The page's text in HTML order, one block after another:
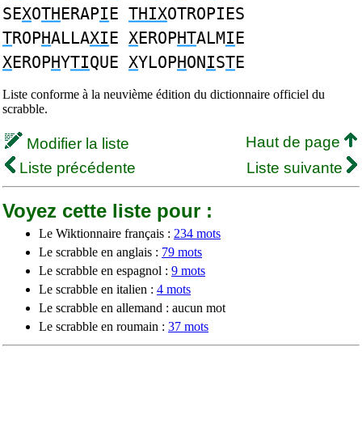
SEXOTHERAPIE THIXOTROPIES
TROPHALLAXIE XEROPHTALMIE
XEROPHYTIQUE XYLOPHONISTE
Liste conforme à la neuvième édition du dictionnaire officiel du
scrabble.
Modifier la liste
Haut de page
Liste précédente
Liste suivante
Voyez cette liste pour :
Le Wiktionnaire français : 234 mots
Le scrabble en anglais : 79 mots
Le scrabble en espagnol : 9 mots
Le scrabble en italien : 4 mots
Le scrabble en allemand : aucun mot
Le scrabble en roumain : 37 mots